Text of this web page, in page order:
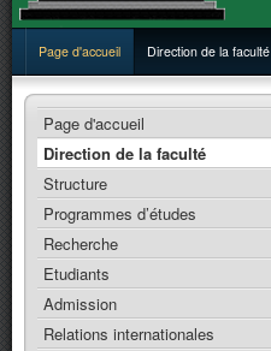
Page d'accueil Direction de la faculté
Page d'accueil
Direction de la faculté
Structure
Programmes d’études
Recherche
Etudiants
Admission
Relations internationales